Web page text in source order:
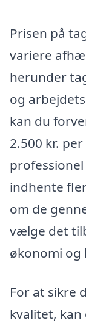
Prisen på
variere
herunder
og
kan du
2.500 kr.
indhente
om de
vælge det
økonomi og
For at sikre
kvalitet,